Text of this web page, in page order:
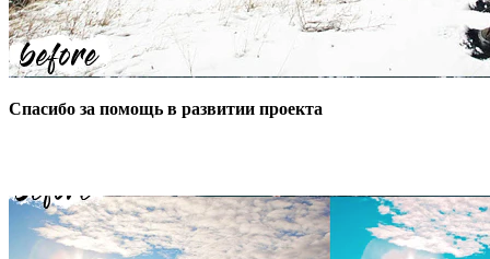
Спасибо за помощь в развитии проекта